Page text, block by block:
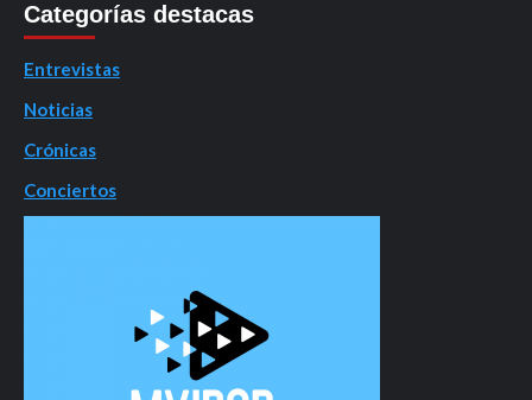
Categorías destacas
Entrevistas
Noticias
Crónicas
Conciertos